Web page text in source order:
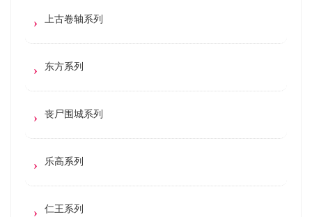
上古卷轴系列
东方系列
丧尸围城系列
乐高系列
仁王系列